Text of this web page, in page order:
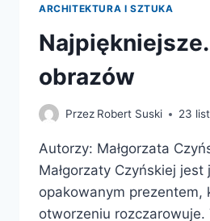
ARCHITEKTURA I SZTUKA
obrazów
Przez Robert Suski 23
Autorzy: Małgorzata
Małgorzaty Czyńskiej jest
opakowanym prezentem,
otworzeniu rozczarowuje.